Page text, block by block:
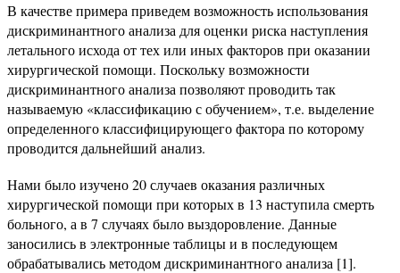
В качестве примера приведем возможность использования
дискриминантного анализа для оценки риска наступления
летального исхода от тех или иных факторов при оказании
хирургической помощи. Поскольку возможности
дискриминантного анализа позволяют проводить так
называемую «классификацию с обучением», т.е. выделение
определенного классифицирующего фактора по которому
проводится дальнейший анализ.
Нами было изучено 20 случаев оказания различных
хирургической помощи при которых в 13 наступила смерть
больного, а в 7 случаях было выздоровление. Данные
заносились в электронные таблицы и в последующем
обрабатывались методом дискриминантного анализа [1].